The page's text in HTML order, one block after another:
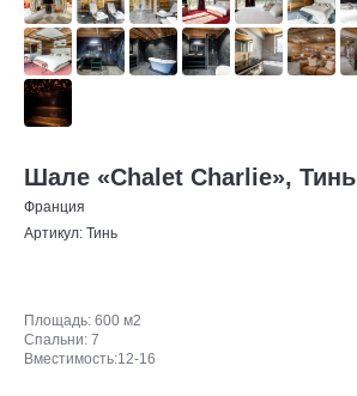
Шале «Chalet Charlie», Тинь
Франция
Артикул: Тинь
Площадь: 600 м2
Спальни: 7
Вместимость:12-16